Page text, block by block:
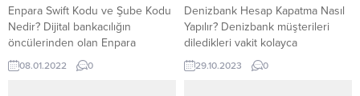
Enpara Swift Kodu ve Şube Kodu
Nedir? Dijital bankacılığın
öncülerinden olan Enpara
sisteminin kullanıcıları, Enpara
Swift Kodu nedir sorusunun
08.01.2022 0
Denizbank Hesap Kapatma Nasıl
Yapılır? Denizbank müşterileri
diledikleri vakit kolayca
hesaplarını kapatabilir.Bunun için
hesap kapatma dilekçesi
29.10.2023 0